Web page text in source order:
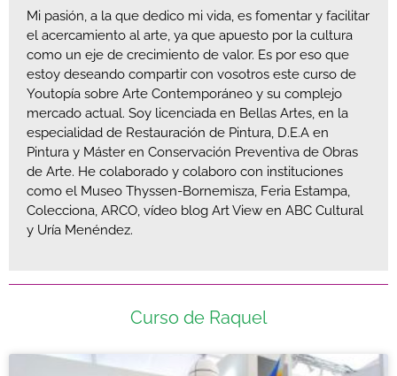
Mi pasión, a la que dedico mi vida, es fomentar y facilitar
el acercamiento al arte, ya que apuesto por la cultura
como un eje de crecimiento de valor. Es por eso que
estoy deseando compartir con vosotros este curso de
Youtopía sobre Arte Contemporáneo y su complejo
mercado actual. Soy licenciada en Bellas Artes, en la
especialidad de Restauración de Pintura, D.E.A en
Pintura y Máster en Conservación Preventiva de Obras
de Arte. He colaborado y colaboro con instituciones
como el Museo Thyssen-Bornemisza, Feria Estampa,
Colecciona, ARCO, vídeo blog Art View en ABC Cultural
y Uría Menéndez.
Curso de Raquel